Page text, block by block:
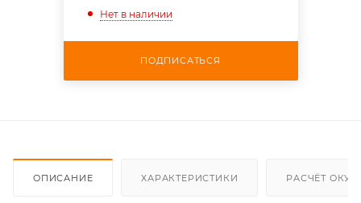
Нет в наличии
ПОДПИСАТЬСЯ
ОПИСАНИЕ ХАРАКТЕРИСТИКИ РАСЧЁТ